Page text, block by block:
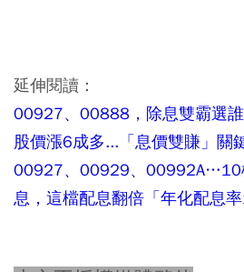
延伸閱讀：
00927、00888，除息雙霸選
股價漲6成多...「息價雙賺」關
00927、00929、00992A…10
息，這檔配息翻倍「年化配息率